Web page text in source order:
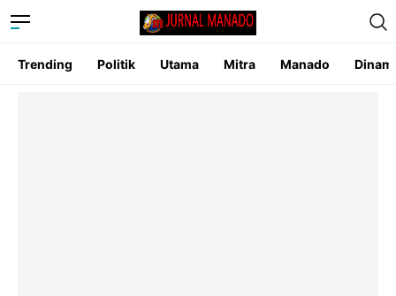
Trending Politik Utama Mitra Manado